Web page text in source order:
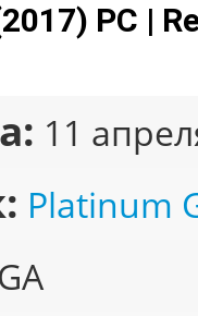
PC |
11
Platinum